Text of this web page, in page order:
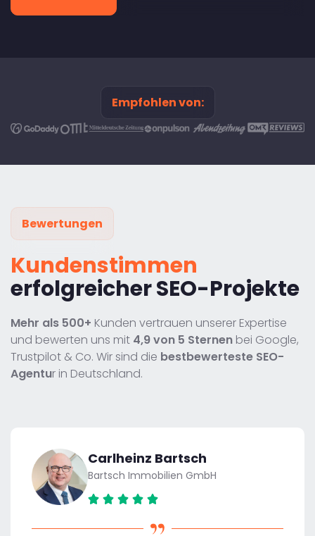
Empfohlen von:
Bewertungen
Kundenstimmen
erfolgreicher SEO-Projekte
Mehr als 500+ Kunden vertrauen unserer Expertise
und bewerten uns mit 4,9 von 5 Sternen bei Google,
Trustpilot & Co. Wir sind die bestbewerteste SEO-
Agentur in Deutschland.
Carlheinz Bartsch
Bartsch Immobilien GmbH